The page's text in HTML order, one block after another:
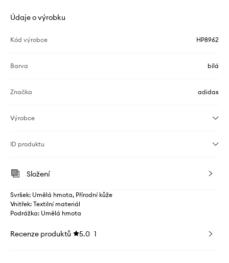
Údaje o výrobku
Kód výrobce HP8962
Barva bílá
Značka adidas
Výrobce
ID produktu
Složení
Svršek: Umělá hmota, Přírodní kůže
Vnitřek: Textilní materiál
Podrážka: Umělá hmota
Recenze produktů 5.0 1